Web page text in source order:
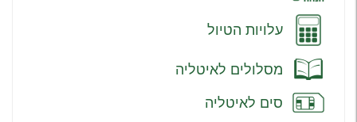
עלויות הטיול
מסלולים לאיטליה
סים לאיטליה